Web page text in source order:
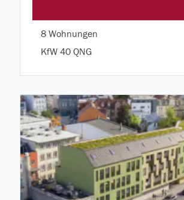
8 Wohnungen
KfW 40 QNG